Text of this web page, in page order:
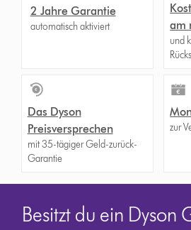
2 Jahre Garantie
automatisch aktiviert
am
und
Das Dyson
Preisversprechen
mit 35-tägiger Geld-zurück-
Garantie
zur
Besitzt du ein Dyson